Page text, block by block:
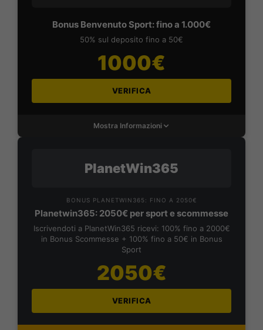
Bonus Benvenuto Sport: fino a 1.000€
50% sul deposito fino a 50€
1000€
VERIFICA
Mostra Informazioni
PlanetWin365
BONUS PLANETWIN365: FINO A 2050€
Planetwin365: 2050€ per sport e scommesse
Iscrivendoti a PlanetWin365 ricevi: 100% fino a 2000€
in Bonus Scommesse + 100% fino a 50€ in Bonus
Sport
2050€
VERIFICA